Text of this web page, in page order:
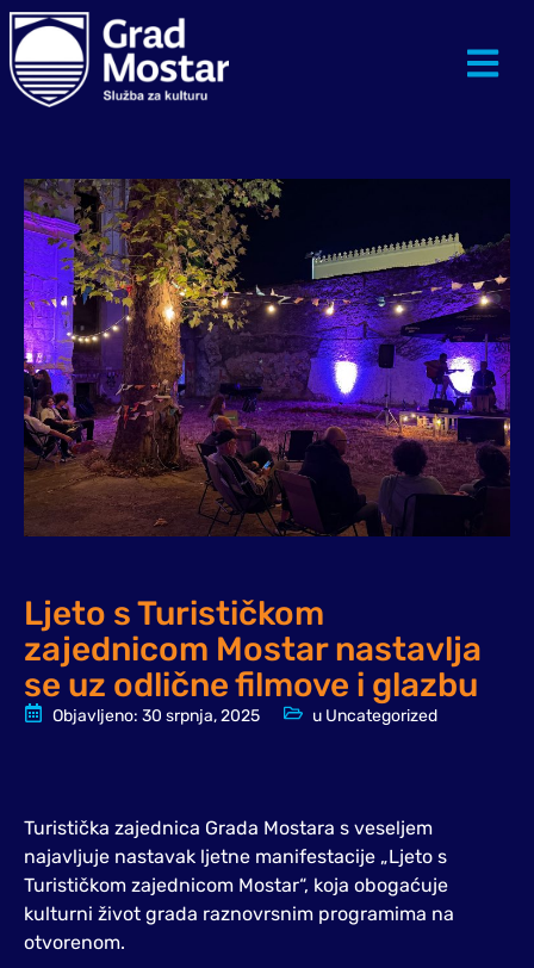
Ljeto s Turističkom
zajednicom Mostar nastavlja
se uz odlične filmove i glazbu
Objavljeno: 30 srpnja, 2025 u Uncategorized
Turistička zajednica Grada Mostara s veseljem
najavljuje nastavak ljetne manifestacije „Ljeto s
Turističkom zajednicom Mostar“, koja obogaćuje
kulturni život grada raznovrsnim programima na
otvorenom.